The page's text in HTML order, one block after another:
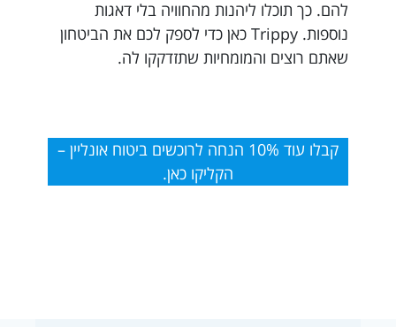
להם. כך תוכלו ליהנות מהחוויה בלי דאגות
נוספות. Trippy כאן כדי לספק לכם את הביטחון
שאתם רוצים והמומחיות שתזדקקו לה.
קבלו עוד 10% הנחה לרוכשים ביטוח אונליין –
הקליקו כאן.